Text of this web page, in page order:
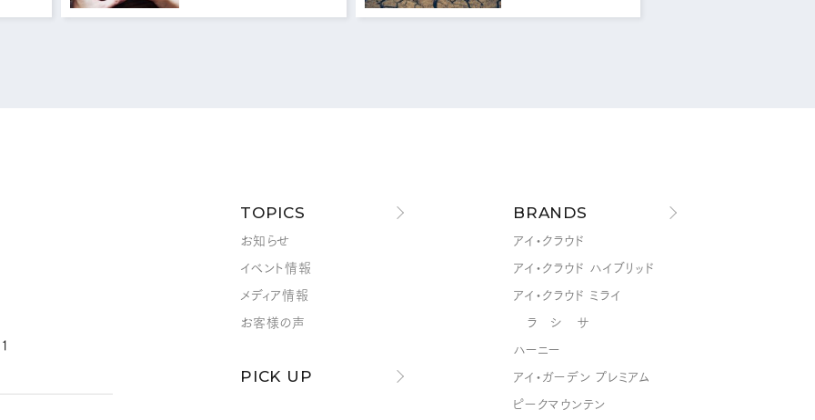
MAIL FORM
TOPICS
お知らせ
イベント情報
メディア情報
お客様の声
PICK UP
BRANDS
アイ・クラウド
アイ・クラウド ハイブリッド
アイ・クラウド ミライ
ラ シ サ
ハーニー
アイ・ガーデン プレミアム
ピークマウンテン